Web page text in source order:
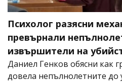
Психолог разясни
превърнали
извършители на
Даниел Генков обясни как
довела непълнолетните до